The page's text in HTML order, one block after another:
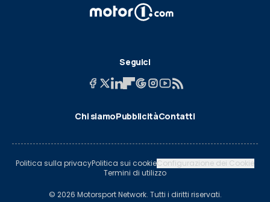
Seguici
Chi siamoPubblicitàContatti
Politica sulla privacyPolitica sui cookieConfigurazione dei Cookie
Termini di utilizzo
© 2026 Motorsport Network. Tutti i diritti riservati.